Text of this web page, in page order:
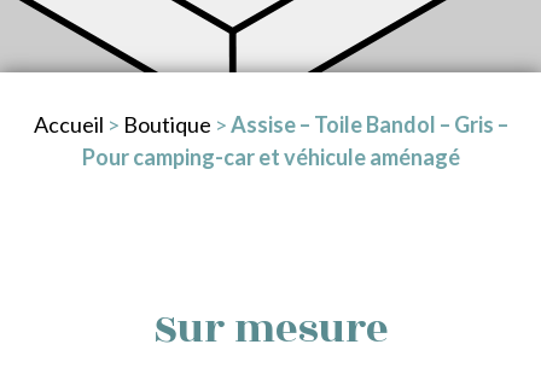
Accueil > Boutique >Assise – Toile Bandol – Gris –
Pour camping-car et véhicule aménagé
Sur mesure